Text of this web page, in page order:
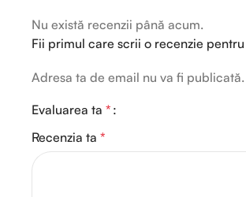
Nu există recenzii până acum.
Fii primul care scrii o recenzie
Adresa ta de email nu va fi publicată.
Evaluarea ta *
Recenzia ta *